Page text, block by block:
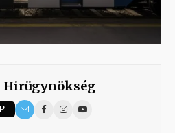
Hirügynökség